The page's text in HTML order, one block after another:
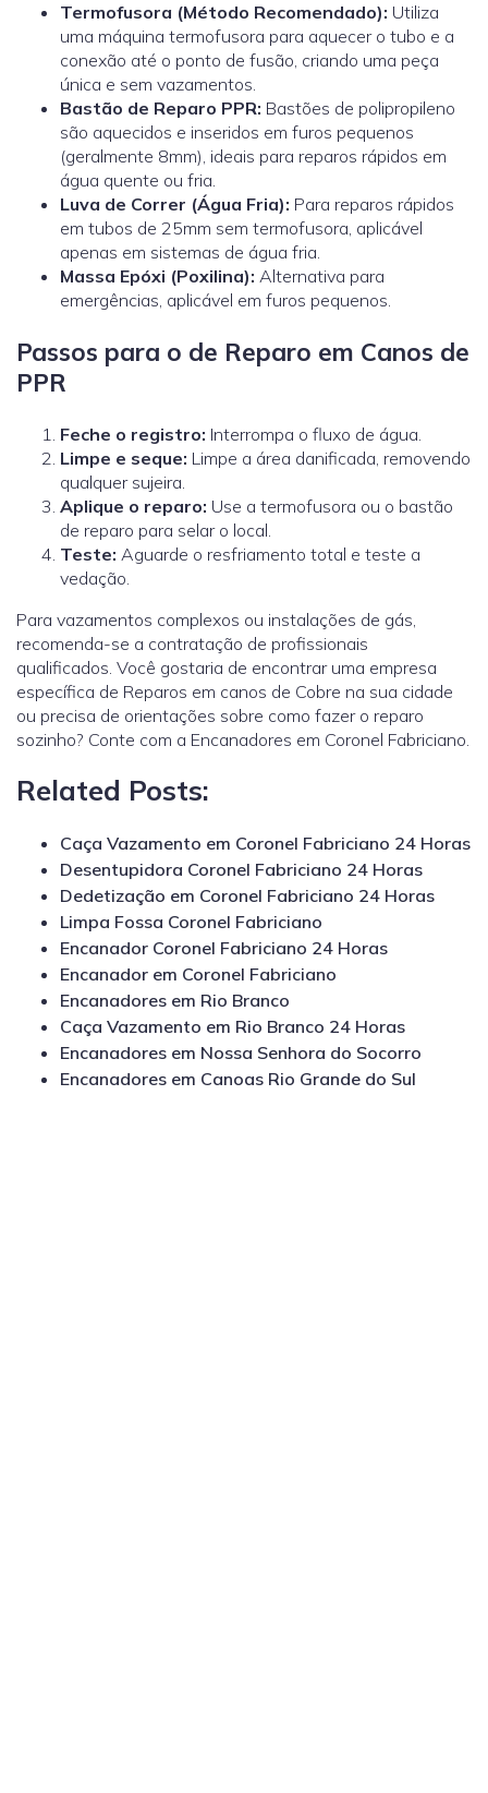
Termofusora (Método Recomendado): Utiliza
uma máquina termofusora para aquecer o tubo e a
conexão até o ponto de fusão, criando uma peça
única e sem vazamentos.
Bastão de Reparo PPR: Bastões de polipropileno
são aquecidos e inseridos em furos pequenos
(geralmente 8mm), ideais para reparos rápidos em
água quente ou fria.
Luva de Correr (Água Fria): Para reparos rápidos
em tubos de 25mm sem termofusora, aplicável
apenas em sistemas de água fria.
Massa Epóxi (Poxilina): Alternativa para
emergências, aplicável em furos pequenos.
Passos para o de Reparo em Canos de
PPR
Feche o registro: Interrompa o fluxo de água.
Limpe e seque: Limpe a área danificada, removendo
qualquer sujeira.
Aplique o reparo: Use a termofusora ou o bastão
de reparo para selar o local.
Teste: Aguarde o resfriamento total e teste a
vedação.
Para vazamentos complexos ou instalações de gás,
recomenda-se a contratação de profissionais
qualificados. Você gostaria de encontrar uma empresa
específica de Reparos em canos de Cobre na sua cidade
ou precisa de orientações sobre como fazer o reparo
sozinho? Conte com a Encanadores em Coronel Fabriciano.
Related Posts:
Caça Vazamento em Coronel Fabriciano 24 Horas
Desentupidora Coronel Fabriciano 24 Horas
Dedetização em Coronel Fabriciano 24 Horas
Limpa Fossa Coronel Fabriciano
Encanador Coronel Fabriciano 24 Horas
Encanador em Coronel Fabriciano
Encanadores em Rio Branco
Caça Vazamento em Rio Branco 24 Horas
Encanadores em Nossa Senhora do Socorro
Encanadores em Canoas Rio Grande do Sul